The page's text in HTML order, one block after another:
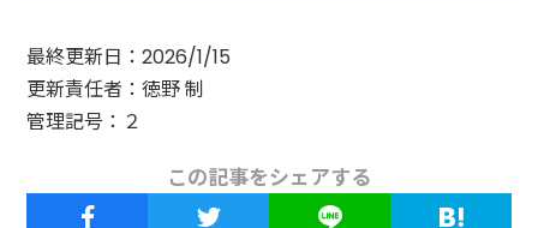
最終更新日：2026/1/15
更新責任者：徳野 制
管理記号：２
この記事をシェアする